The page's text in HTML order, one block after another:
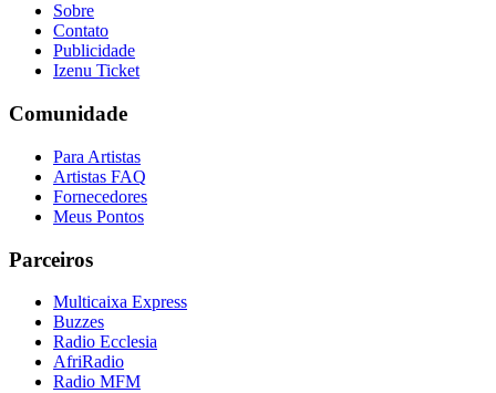
Sobre
Contato
Publicidade
Izenu Ticket
Comunidade
Para Artistas
Artistas FAQ
Fornecedores
Meus Pontos
Parceiros
Multicaixa Express
Buzzes
Radio Ecclesia
AfriRadio
Radio MFM